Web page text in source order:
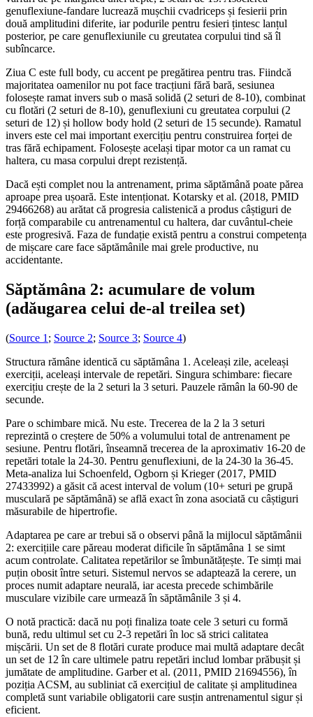
genuflexiune-fandare lucrează mușchii cvadriceps și fesierii prin
două amplitudini diferite, iar podurile pentru fesieri țintesc lanțul
posterior, pe care genuflexiunile cu greutatea corpului tind să îl
subîncarce.
Ziua C este full body, cu accent pe pregătirea pentru tras. Fiindcă
majoritatea oamenilor nu pot face tracțiuni fără bară, sesiunea
folosește ramat invers sub o masă solidă (2 seturi de 8-10), combinat
cu flotări (2 seturi de 8-10), genuflexiuni cu greutatea corpului (2
seturi de 12) și hollow body hold (2 seturi de 15 secunde). Ramatul
invers este cel mai important exercițiu pentru construirea forței de
tras fără echipament. Folosește același tipar motor ca un ramat cu
haltera, cu masa corpului drept rezistență.
Dacă ești complet nou la antrenament, prima săptămână poate părea
aproape prea ușoară. Este intenționat. Kotarsky et al. (2018, PMID
29466268) au arătat că progresia calistenică a produs câștiguri de
forță comparabile cu antrenamentul cu haltera, dar cuvântul-cheie
este progresivă. Faza de fundație există pentru a construi competența
de mișcare care face săptămânile mai grele productive, nu
accidentante.
Săptămâna 2: acumulare de volum
(adăugarea celui de-al treilea set)
(Source 1 ; Source 2; Source 3; Source 4)
Structura rămâne identică cu săptămâna 1. Aceleași zile, aceleași
exerciții, aceleași intervale de repetări. Singura schimbare: fiecare
exercițiu crește de la 2 seturi la 3 seturi. Pauzele rămân la 60-90 de
secunde.
Pare o schimbare mică. Nu este. Trecerea de la 2 la 3 seturi
reprezintă o creștere de 50% a volumului total de antrenament pe
sesiune. Pentru flotări, înseamnă trecerea de la aproximativ 16-20 de
repetări totale la 24-30. Pentru genuflexiuni, de la 24-30 la 36-45.
Meta-analiza lui Schoenfeld, Ogborn și Krieger (2017, PMID
27433992) a găsit că acest interval de volum (10+ seturi pe grupă
musculară pe săptămână) se află exact în zona asociată cu câștiguri
măsurabile de hipertrofie.
Adaptarea pe care ar trebui să o observi până la mijlocul săptămânii
2: exercițiile care păreau moderat dificile în săptămâna 1 se simt
acum controlate. Calitatea repetărilor se îmbunătățește. Te simți mai
puțin obosit între seturi. Sistemul nervos se adaptează la cerere, un
proces numit adaptare neurală, iar acesta precede schimbările
musculare vizibile care urmează în săptămânile 3 și 4.
O notă practică: dacă nu poți finaliza toate cele 3 seturi cu formă
bună, redu ultimul set cu 2-3 repetări în loc să strici calitatea
mișcării. Un set de 8 flotări curate produce mai multă adaptare decât
un set de 12 în care ultimele patru repetări includ lombar prăbușit și
jumătate de amplitudine. Garber et al. (2011, PMID 21694556), în
poziția ACSM, au subliniat că exercițiul de calitate și amplitudinea
completă sunt variabile obligatorii care susțin antrenamentul sigur și
eficient.